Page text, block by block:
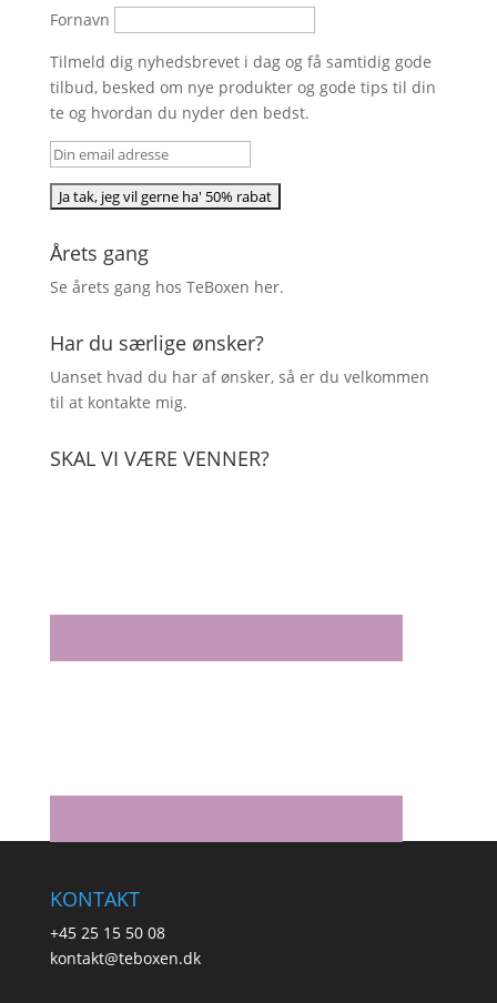
Fornavn
Tilmeld dig nyhedsbrevet i dag og få samtidig gode
tilbud, besked om nye produkter og gode tips til din
te og hvordan du nyder den bedst.
Årets gang
Se årets gang hos TeBoxen her.
Har du særlige ønsker?
Uanset hvad du har af ønsker, så er du velkommen
til at kontakte mig.
SKAL VI VÆRE VENNER?
KONTAKT
+45 25 15 50 08
kontakt@teboxen.dk